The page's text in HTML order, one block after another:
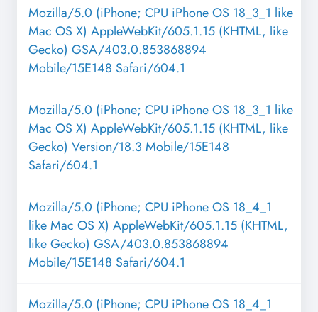
Mozilla/5.0 (iPhone; CPU iPhone OS 18_3_1 like
Mac OS X) AppleWebKit/605.1.15 (KHTML, like
Gecko) GSA/403.0.853868894
Mobile/15E148 Safari/604.1
Mozilla/5.0 (iPhone; CPU iPhone OS 18_3_1 like
Mac OS X) AppleWebKit/605.1.15 (KHTML, like
Gecko) Version/18.3 Mobile/15E148
Safari/604.1
Mozilla/5.0 (iPhone; CPU iPhone OS 18_4_1
like Mac OS X) AppleWebKit/605.1.15 (KHTML,
like Gecko) GSA/403.0.853868894
Mobile/15E148 Safari/604.1
Mozilla/5.0 (iPhone; CPU iPhone OS 18_4_1